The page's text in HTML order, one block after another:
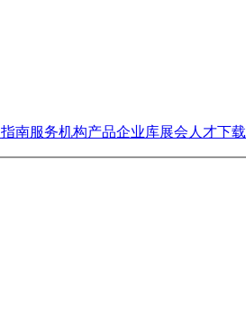
指南服务机构产品企业库展会 人才下载